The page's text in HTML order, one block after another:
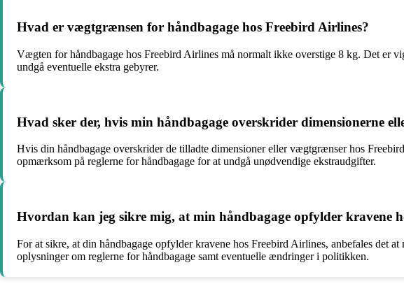
Hvad er vægtgrænsen for håndbagage hos Freebird Airlines?
Vægten for håndbagage hos Freebird Airlines må normalt ikke overstige 8 kg. Det er
undgå eventuelle ekstra gebyrer.
Hvad sker der, hvis min håndbagage overskrider dimensionerne
Hvis din håndbagage overskrider de tilladte dimensioner eller vægtgrænser hos
opmærksom på reglerne for håndbagage for at undgå unødvendige ekstraudgifter.
Hvordan kan jeg sikre mig, at min håndbagage opfylder kravene
For at sikre, at din håndbagage opfylder kravene hos Freebird Airlines, anbefales det
oplysninger om reglerne for håndbagage samt eventuelle ændringer i politikken.